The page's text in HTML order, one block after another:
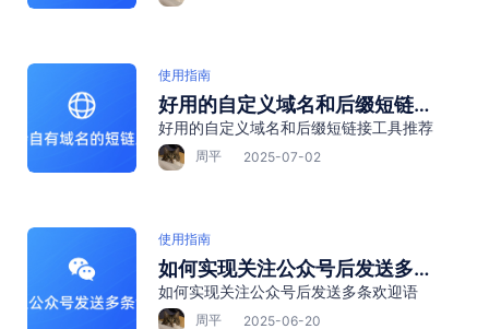
使用指南
好用的自定义域名和后缀短链接
工具推荐
好用的自定义域名和后缀短链接工具推荐
周平 2025-07-02
使用指南
如何实现关注公众号后发送多条
欢迎语
如何实现关注公众号后发送多条欢迎语
周平 2025-06-20